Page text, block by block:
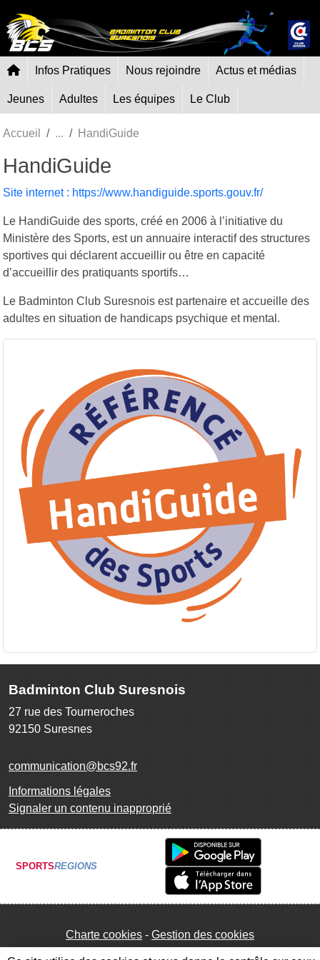
Infos Pratiques Nous rejoindre Actus et médias
Jeunes Adultes Les équipes Le Club
Accueil HandiGuide
HandiGuide
Site internet : https://www.handiguide.sports.gouv.fr/
Le HandiGuide des sports, créé en 2006 à l’initiative du
Ministère des Sports, est un annuaire interactif des structures
sportives qui déclarent accueillir ou être en capacité
d’accueillir des pratiquants sportifs…
Le Badminton Club Suresnois est partenaire et accueille des
adultes en situation de handicaps psychique et mental.
Badminton Club Suresnois
27 rue des Tourneroches
92150 Suresnes
communication@bcs92.fr
Informations légales
Signaler un contenu inapproprié
SPORTSREGIONS
Charte cookies Gestion des cookies